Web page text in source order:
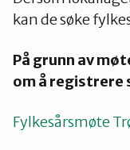
kan de søke
På grunn av
om å registrere
Fylkesårsmøte